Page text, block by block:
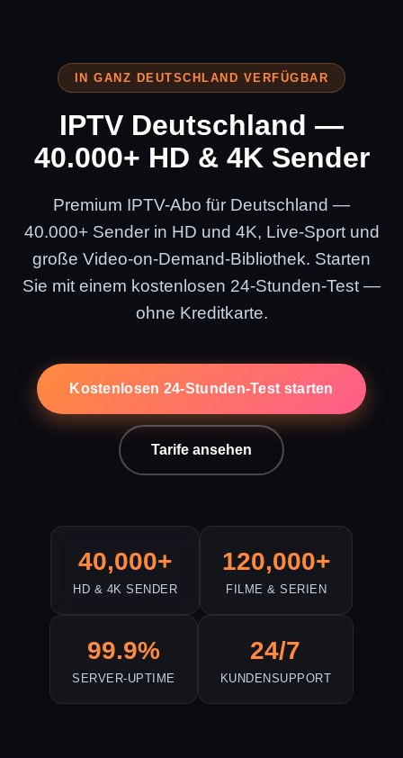
IN GANZ DEUTSCHLAND VERFÜGBAR
IPTV Deutschland —
40.000+ HD & 4K Sender
Premium IPTV-Abo für Deutschland —
40.000+ Sender in HD und 4K, Live-Sport und
große Video-on-Demand-Bibliothek. Starten
Sie mit einem kostenlosen 24-Stunden-Test —
ohne Kreditkarte.
Kostenlosen 24-Stunden-Test starten
Tarife ansehen
40,000+
HD & 4K SENDER
120,000+
FILME & SERIEN
99.9%
SERVER-UPTIME
24/7
KUNDENSUPPORT